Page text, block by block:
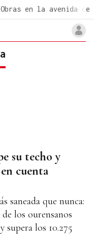
Obras en la avenida de
su techo y
cuenta
saneada que nunca:
los ourensanos
supera los 10.275